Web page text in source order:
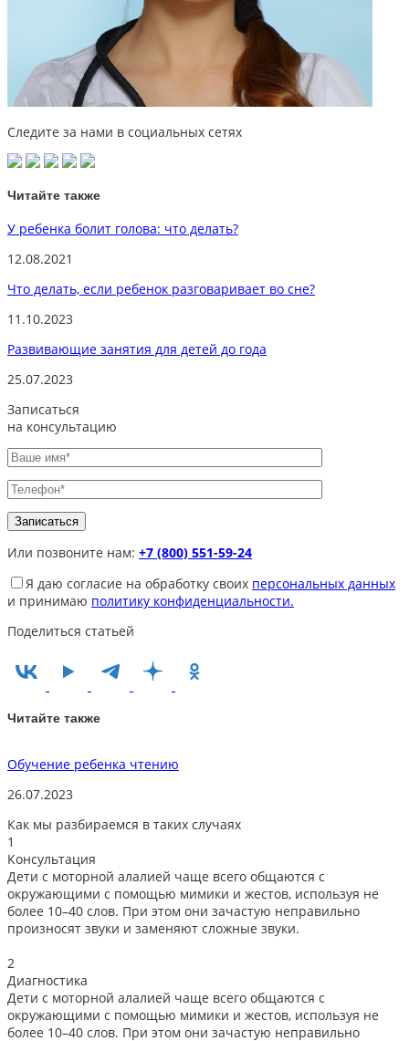
Следите за нами в социальных сетях
Читайте также
У ребенка болит голова: что делать?
12.08.2021
Что делать, если ребенок разговаривает во сне?
11.10.2023
Развивающие занятия для детей до года
25.07.2023
Записаться
на консультацию
Или позвоните нам: +7 (800) 551-59-24
Я даю согласие на обработку своих персональных данных
и принимаю политику конфиденциальности.
Поделиться статьей
Читайте также
Обучение ребенка чтению
26.07.2023
Как мы разбираемся в таких случаях
1
Консультация
Дети с моторной алалией чаще всего общаются с
окружающими с помощью мимики и жестов, используя не
более 10–40 слов. При этом они зачастую неправильно
произносят звуки и заменяют сложные звуки.
2
Диагностика
Дети с моторной алалией чаще всего общаются с
окружающими с помощью мимики и жестов, используя не
более 10–40 слов. При этом они зачастую неправильно